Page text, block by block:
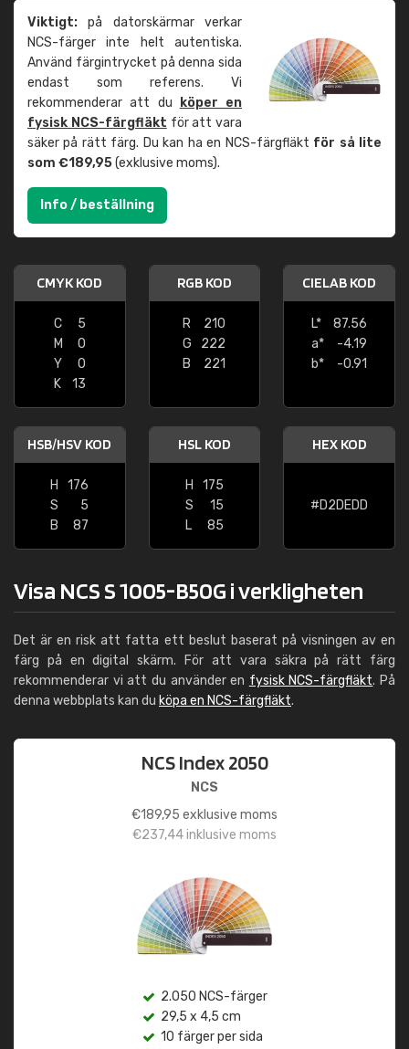
Viktigt: på datorskärmar verkar
NCS-färger inte helt autentiska.
Använd färgintrycket på denna sida
endast som referens. Vi
rekommenderar att du
köper en
fysisk NCS-färgfläkt för att vara
säker på rätt färg. Du kan ha en NCS-färgfläkt för så lite
som €189,95(exklusive moms).
Info / beställning
CMYK KOD
C
5
M
0
Y
0
K
13
RGB KOD
R
210
G
222
B
221
CIELAB KOD
L*
87.56
a*
-4.19
b*
-0.91
HSB/HSV KOD
H
176
S
5
B
87
HSL KOD
H
175
S
15
L
85
HEX KOD
#D2DEDD
Visa NCS S 1005-B50G i verkligheten
Det är en risk att fatta ett beslut baserat på visningen av en
färg på en digital skärm. För att vara säkra på rätt färg
rekommenderar vi att du använder en fysisk NCS-färgfläkt. På
denna webbplats kan du köpa en NCS-färgfläkt.
NCS Index 2050
NCS
€189,95 exklusive moms
€237,44inklusive moms
2.050 NCS-färger
29,5 x 4,5 cm
10 färger per sida